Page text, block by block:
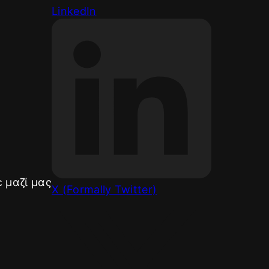
μαζί μας
LinkedIn
X (Formally Twitter)